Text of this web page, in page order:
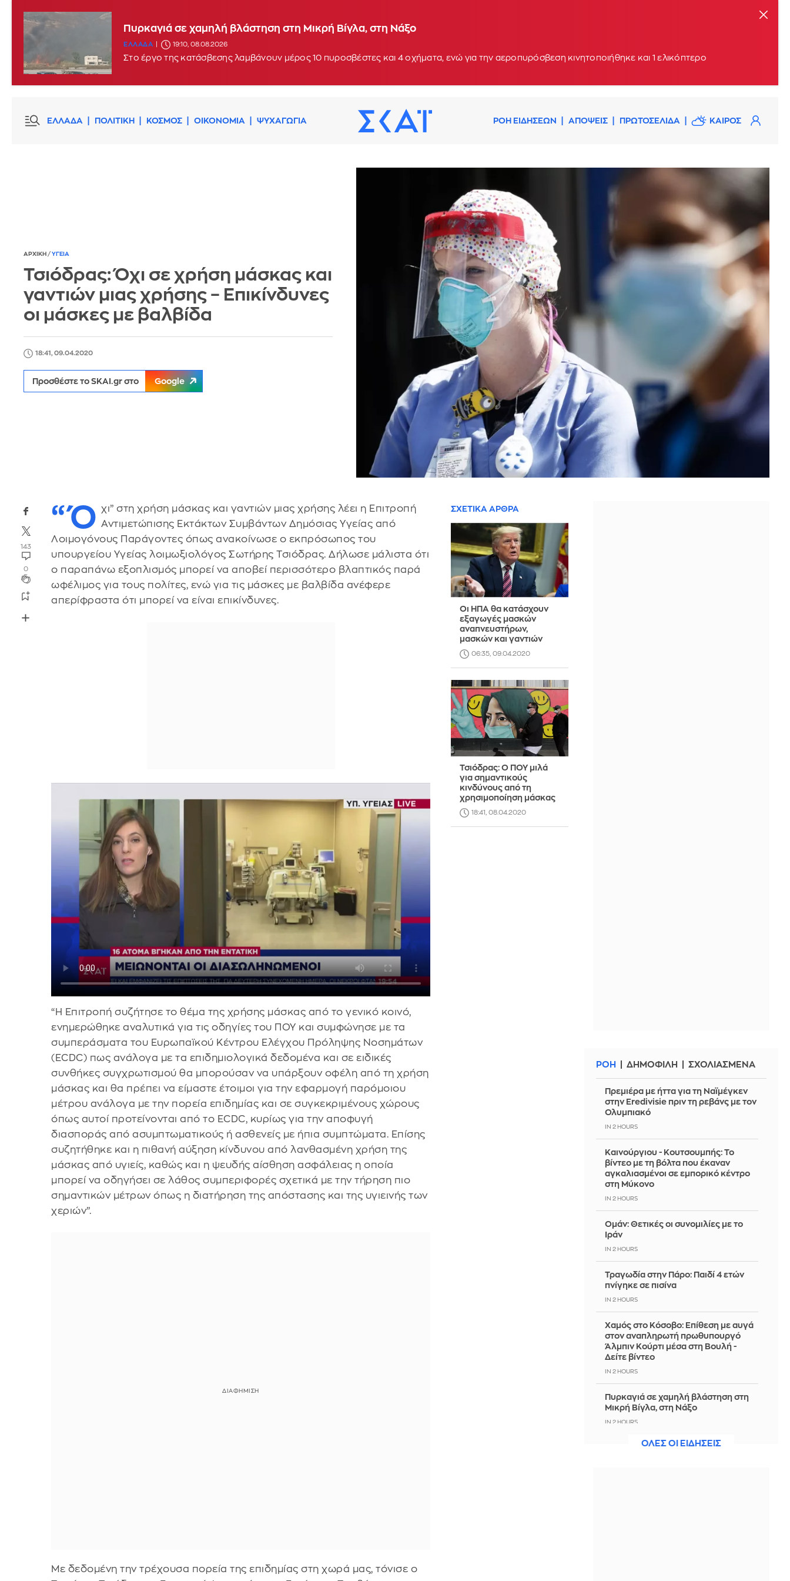
Πυρκαγιά σε χαμηλή βλάστηση στη Μικρή Βίγλα, στη Νάξο
ΕΛΛΑΔΑ 19:10, 08.08.2026
Στο έργο της κατάσβεσης λαμβάνουν μέρος 10 πυροσβέστες και 4 οχήματα, ενώ για την αεροπυρόσβεση κινητοποιήθηκε και 1 ελικόπτερο
ΕΛΛΑΔΑ ΠΟΛΙΤΙΚΗ ΚΟΣΜΟΣ ΟΙΚΟΝΟΜΙΑ ΨΥΧΑΓΩΓΙΑ ΡΟΗ ΕΙΔΗΣΕΩΝ ΑΠΟΨΕΙΣ ΠΡΩΤΟΣΕΛΙΔΑ ΚΑΙΡΟΣ
ΑΡΧΙΚΗ / ΥΓΕΙΑ
Τσιόδρας: Όχι σε χρήση μάσκας και
γαντιών μιας χρήσης – Επικίνδυνες
οι μάσκες με βαλβίδα
18:41, 09.04.2020
Προσθέστε το SKAI.gr στο Google
143
0
“Ό χι” στη χρήση μάσκας και γαντιών μιας χρήσης λέει η Επιτροπή
Αντιμετώπισης Εκτάκτων Συμβάντων Δημόσιας Υγείας από
Λοιμογόνους Παράγοντες όπως ανακοίνωσε ο εκπρόσωπος του
υπουργείου Υγείας λοιμωξιολόγος Σωτήρης Τσιόδρας. Δήλωσε μάλιστα ότι
ο παραπάνω εξοπλισμός μπορεί να αποβεί περισσότερο βλαπτικός παρά
ωφέλιμος για τους πολίτες, ενώ για τις μάσκες με βαλβίδα ανέφερε
απερίφραστα ότι μπορεί να είναι επικίνδυνες.
“Η Επιτροπή συζήτησε το θέμα της χρήσης μάσκας από το γενικό κοινό,
ενημερώθηκε αναλυτικά για τις οδηγίες του ΠΟΥ και συμφώνησε με τα
συμπεράσματα του Ευρωπαϊκού Κέντρου Ελέγχου Πρόληψης Νοσημάτων
(ECDC) πως ανάλογα με τα επιδημιολογικά δεδομένα και σε ειδικές
συνθήκες συγχρωτισμού θα μπορούσαν να υπάρξουν οφέλη από τη χρήση
μάσκας και θα πρέπει να είμαστε έτοιμοι για την εφαρμογή παρόμοιου
μέτρου ανάλογα με την πορεία επιδημίας και σε συγκεκριμένους χώρους
όπως αυτοί προτείνονται από το ECDC, κυρίως για την αποφυγή
διασποράς από ασυμπτωματικούς ή ασθενείς με ήπια συμπτώματα. Επίσης
συζητήθηκε και η πιθανή αύξηση κίνδυνου από λανθασμένη χρήση της
μάσκας από υγιείς, καθώς και η ψευδής αίσθηση ασφάλειας η οποία
μπορεί να οδηγήσει σε λάθος συμπεριφορές σχετικά με την τήρηση πιο
σημαντικών μέτρων όπως η διατήρηση της απόστασης και της υγιεινής των
χεριών”.
Με δεδομένη την τρέχουσα πορεία της επιδημίας στη χωρά μας, τόνισε ο
ΣΧΕΤΙΚΑ ΑΡΘΡΑ
Οι ΗΠΑ θα κατάσχουν
εξαγωγές μασκών
αναπνευστήρων,
μασκών και γαντιών
06:35, 09.04.2020
Τσιόδρας: Ο ΠΟΥ μιλά
για σημαντικούς
κινδύνους από τη
χρησιμοποίηση μάσκας
18:41, 08.04.2020
ΡΟΗ ΔΗΜΟΦΙΛΗ ΣΧΟΛΙΑΣΜΕΝΑ
Πρεμιέρα με ήττα για τη Ναϊμέγκεν
στην Eredivisie πριν τη ρεβάνς με τον
Ολυμπιακό
IN 2 HOURS
Καινούργιου - Κουτσουμπής: Το
βίντεο με τη βόλτα που έκαναν
αγκαλιασμένοι σε εμπορικό κέντρο
στη Μύκονο
IN 2 HOURS
Ομάν: Θετικές οι συνομιλίες με το
Ιράν
IN 2 HOURS
Τραγωδία στην Πάρο: Παιδί 4 ετών
πνίγηκε σε πισίνα
IN 2 HOURS
Χαμός στο Κόσοβο: Επίθεση με αυγά
στον αναπληρωτή πρωθυπουργό
Άλμπιν Κούρτι μέσα στη Βουλή -
Δείτε βίντεο
IN 2 HOURS
Πυρκαγιά σε χαμηλή βλάστηση στη
Μικρή Βίγλα, στη Νάξο
IN 2 HOURS
Εξαρθρώθηκε ομάδα που διακινούσε
ΟΛΕΣ ΟΙ ΕΙΔΗΣΕΙΣ